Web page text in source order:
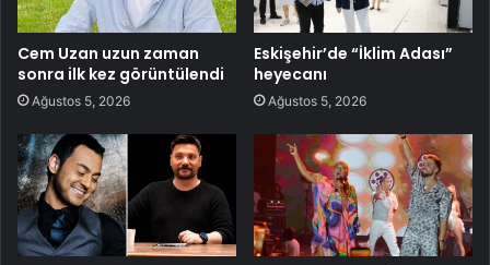
Cem Uzan uzun zaman
sonra ilk kez görüntülendi
Ağustos 5, 2026
Eskişehir’de “İklim Adası”
heyecanı
Ağustos 5, 2026